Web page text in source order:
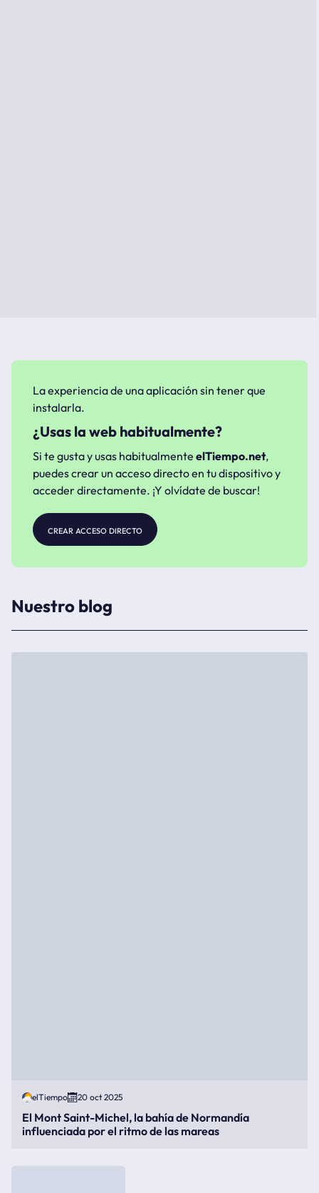
La experiencia de una aplicación sin tener que
instalarla.
¿Usas la web habitualmente?
Si te gusta y usas habitualmente elTiempo.net,
puedes crear un acceso directo en tu dispositivo y
acceder directamente. ¡Y olvídate de buscar!
crear acceso directo
Nuestro blog
elTiempo 20 oct 2025
El Mont Saint-Michel, la bahía de Normandía
influenciada por el ritmo de las mareas